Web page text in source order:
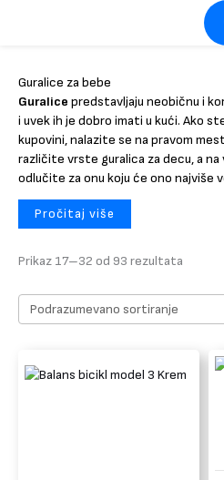
Guralice za bebe
Guralice predstavljaju neobičnu i
i uvek ih je dobro imati u kući. Ako
kupovini, nalazite se na pravom
različite vrste guralica za decu, a na
odlučite za onu koju će ono najviše
Pročitaj više
Prikaz 17–32 od 93 rezultata